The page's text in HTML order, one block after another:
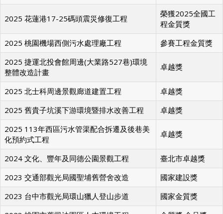
程金質獎
榮獲2025全國工
程金質獎
2025 桃園機場西側污水處理廠工程
參賽工程金質獎
2025 捷運北投會館周邊(大業路527巷)環境
整體改造計畫
2025 北士科周邊景觀廊道建置工程
卓越獎
2025 舊貴子坑溪下游環境暨排水改善工程
卓越獎
2025 113年西區污水管渠配合拆遷及後巷美
化預約式工程
2024 文化、豐年及同德公園景觀工程
臺北市卓越獎
2023 交通部觀光局國聖埔舊營舍改造
國家建設獎
2023 台中市觀光局環山獵人登山步道
國家金質獎